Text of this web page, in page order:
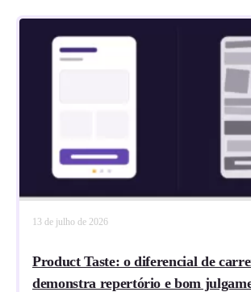
13 de julho de 2026
Product Taste: o diferencial de
demonstra repertório e bom